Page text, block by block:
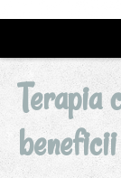
Terapia
beneficii